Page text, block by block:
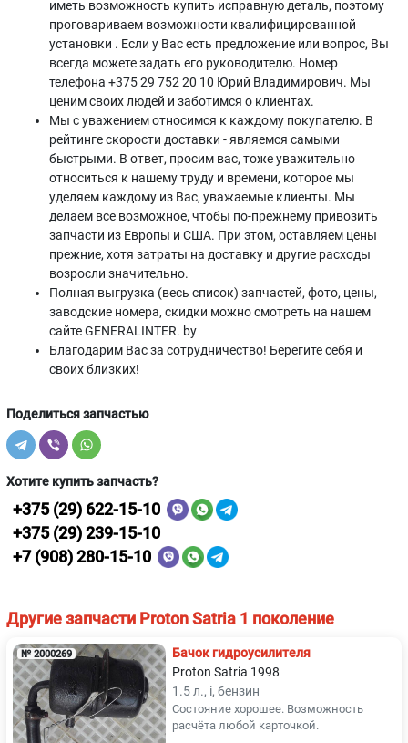
иметь возможность купить исправную деталь, поэтому
проговариваем возможности квалифицированной
установки . Если у Вас есть предложение или вопрос, Вы
всегда можете задать его руководителю. Номер
телефона +375 29 752 20 10 Юрий Владимирович. Мы
ценим своих людей и заботимся о клиентах.
Мы с уважением относимся к каждому покупателю. В
рейтинге скорости доставки - являемся самыми
быстрыми. В ответ, просим вас, тоже уважительно
относиться к нашему труду и времени, которое мы
уделяем каждому из Вас, уважаемые клиенты. Мы
делаем все возможное, чтобы по-прежнему привозить
запчасти из Европы и США. При этом, оставляем цены
прежние, хотя затраты на доставку и другие расходы
возросли значительно.
Полная выгрузка (весь список) запчастей, фото, цены,
заводские номера, скидки можно смотреть на нашем
сайте GENERALINTER. by
Благодарим Вас за сотрудничество! Берегите себя и
своих близких!
Поделиться запчастью
Хотите купить запчасть?
+375 (29) 622-15-10
+375 (29) 239-15-10
+7 (908) 280-15-10
Другие запчасти Proton Satria 1 поколение
№ 2000269
Бачок гидроусилителя
Proton Satria 1998
1.5 л., i, бензин
Состояние хорошее. Возможность
расчёта любой карточкой.